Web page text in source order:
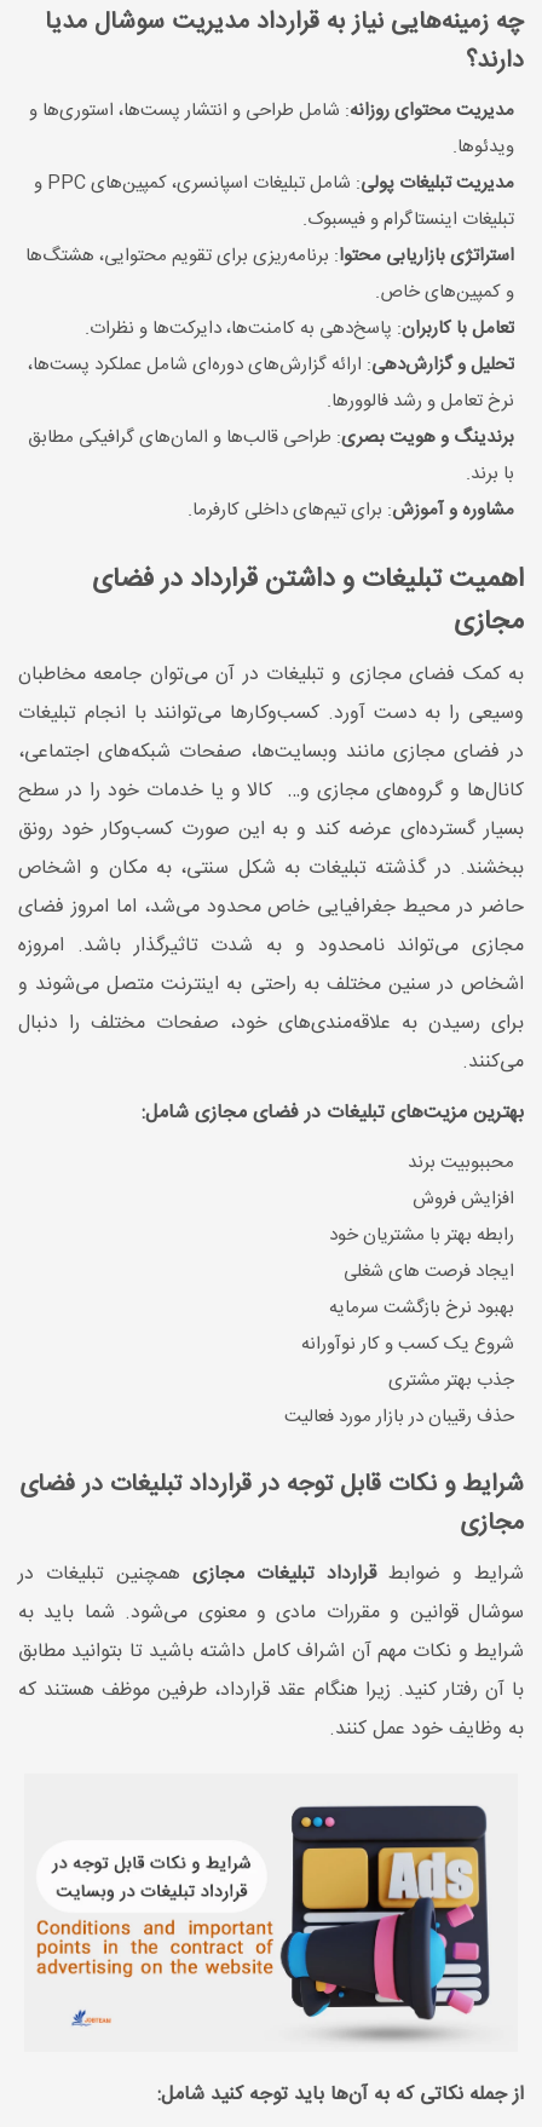
چه زمینه‌هایی نیاز به قرارداد مدیریت سوشال مدیا
دارند؟
مدیریت محتوای روزانه: شامل طراحی و انتشار پست‌ها، استوری‌ها و
ویدئوها.
مدیریت تبلیغات پولی
: شامل تبلیغات اسپانسری، کمپین‌های PPC و
تبلیغات اینستاگرام و فیسبوک.
استراتژی بازاریابی محتوا: برنامه‌ریزی برای تقویم محتوایی، هشتگ‌ها
و کمپین‌های خاص.
تعامل با کاربران: پاسخ‌دهی به کامنت‌ها، دایرکت‌ها و نظرات.
تحلیل و گزارش‌دهی: ارائه گزارش‌های دوره‌ای شامل عملکرد پست‌ها،
نرخ تعامل و رشد فالوورها.
برندینگ و هویت بصری: طراحی قالب‌ها و المان‌های گرافیکی مطابق
با برند.
مشاوره و آموزش: برای تیم‌های داخلی کارفرما.
اهمیت تبلیغات و داشتن قرارداد در فضای
مجازی
به کمک فضای مجازی و تبلیغات در آن می‌توان جامعه مخاطبان
وسیعی را به دست آورد. کسب‌وکار‌ها می‌توانند با انجام تبلیغات
در فضای مجازی مانند وبسایت‌ها، صفحات شبکه‌های اجتماعی،
کانال‌ها و گروه‌های مجازی و… کالا و یا خدمات خود را در سطح
بسیار گسترده‌ای عرضه کند و به این صورت کسب‌وکار خود رونق
ببخشند. در گذشته تبلیغات به شکل سنتی، به مکان و اشخاص
حاضر در محیط جغرافیایی خاص محدود می‌شد، اما امروز فضای
مجازی می‌تواند نامحدود و به شدت تاثیرگذار باشد. امروزه
اشخاص در سنین مختلف به راحتی به اینترنت متصل می‌شوند و
برای رسیدن به علاقه‌مندی‌های خود، صفحات مختلف را دنبال
می‌کنند.
بهترین مزیت‌های تبلیغات در فضای مجازی شامل:
محببوبیت برند
افزایش فروش
رابطه بهتر با مشتریان خود
ایجاد فرصت های شغلی
بهبود نرخ بازگشت سرمایه
شروع یک کسب و کار نوآورانه
جذب بهتر مشتری
حذف رقیبان در بازار مورد فعالیت
شرایط و نکات قابل توجه در قرارداد تبلیغات در فضای
مجازی
شرایط و ضوابطقرارداد تبلیغات مجازی همچنین تبلیغات در
سوشال قوانین و مقررات مادی و معنوی می‌شود. شما باید به
شرایط و نکات مهم آن اشراف کامل داشته باشید تا بتوانید مطابق
با آن رفتار کنید. زیرا هنگام عقد قرارداد، طرفین موظف هستند که
به وظایف خود عمل کنند.
از جمله نکاتی که به آن‌ها باید توجه کنید شامل: